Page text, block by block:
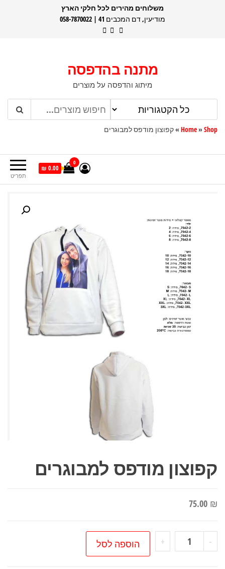
משלוחים מהירים לכל חלקי הארץ
מודיעין, דם המכבים 41 | 058-7870022
מתנה בהדפסה
מיתוג והדפסה על מוצרים
Home» Shop
»קפוצון מודפס למבוגרים
תפריט
0
0.00 ₪
קפוצון מודפס למבוגרים
75.00 ₪
-
כמות
של
+ הוספה לסל